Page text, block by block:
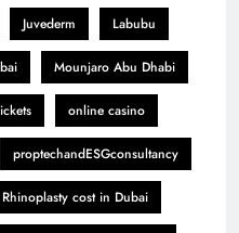
Juvederm Labubu
Mounjaro Abu Dhabi
online casino
proptechandESGconsultancy
Rhinoplasty cost in Dubai